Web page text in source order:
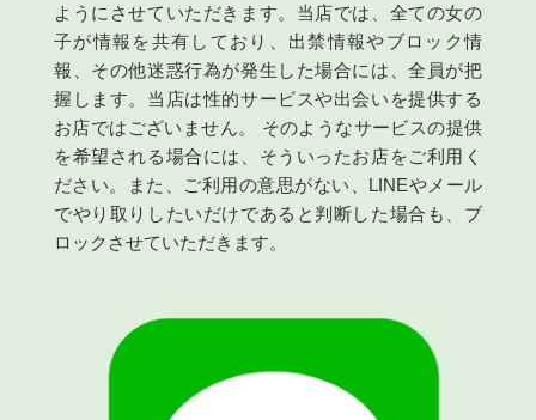
ようにさせていただきます。当店では、全ての女の
子が情報を共有しており、出禁情報やブロック情
報、その他迷惑行為が発生した場合には、全員が把
握します。当店は性的サービスや出会いを提供する
お店ではございません。 そのようなサービスの提供
を希望される場合には、そういったお店をご利用く
ださい。また、ご利用の意思がない、LINEやメール
でやり取りしたいだけであると判断した場合も、ブ
ロックさせていただきます。